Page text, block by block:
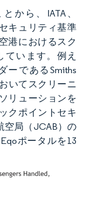
から、IATA、
キュリティ基準
港におけるスク
ています。例え
ーであるSmiths
いてスクリーニ
リューションを
クポイントセキ
空局（JCAB）の
ポータルを13